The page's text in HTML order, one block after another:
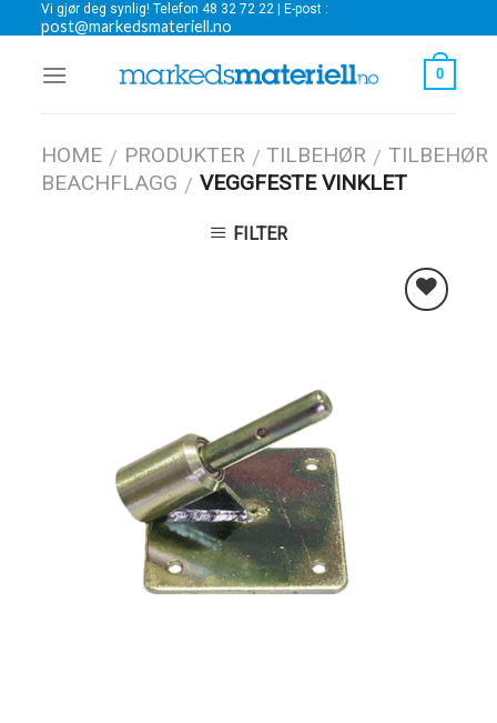
to
content
Vi gjør deg synlig! Telefon 48 32 72 22 | E-post :
post@markedsmateriell.no
0
HOME / PRODUKTER / TILBEHØR / TILBEHØR
BEACHFLAGG / VEGGFESTE VINKLET
FILTER
Legg i